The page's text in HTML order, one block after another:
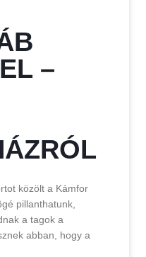
–
közölt a Kámfor
pillanthatunk,
a tagok a
abban, hogy a